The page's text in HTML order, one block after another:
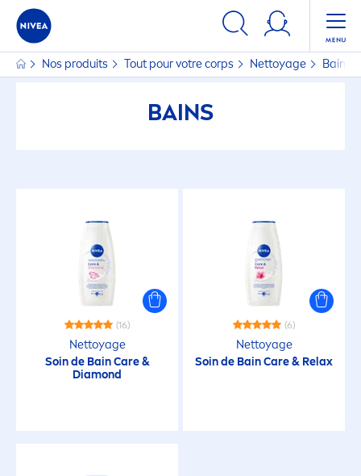
Nos produits Tout pour votre corps Nettoyage Bains
BAINS
(16)
Nettoyage
Soin de BainCare&
Diamond
(6)
Nettoyage
Soin de BainCare& Relax